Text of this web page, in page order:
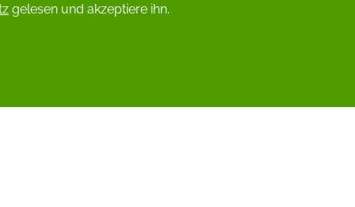
gelesen und akzeptiere ihn.